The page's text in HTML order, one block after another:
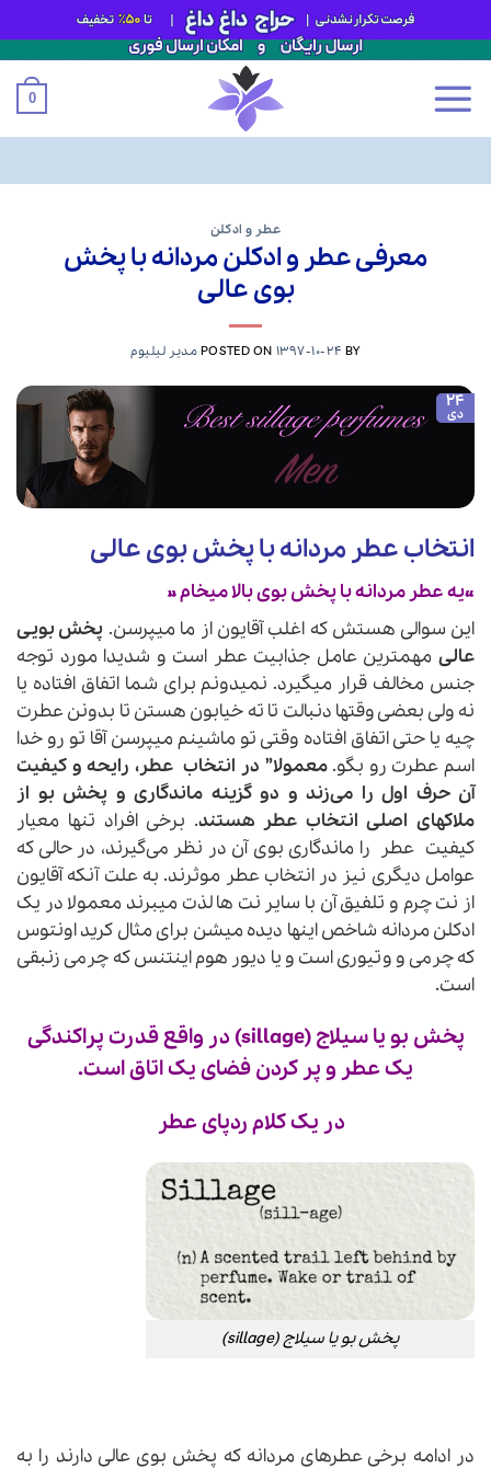
0
عطر و ادکلن
معرفی عطر و ادکلن مردانه با پخش
بوی عالی
POSTED ON 1397-10-24 BY مدیر لیلیوم
24
دی
انتخابعطر مردانهبا پخش بوی عالی
«یهعطر مردانه با پخش بوی بالامیخام »
این سوالی هستش که اغلب آقایون از ما میپرسن. پخش بویی
عالی مهمترین عامل جذابیت عطر است و شدیدا مورد توجه
جنس مخالف قرار میگیرد. نمیدونم برای شما اتفاق افتاده یا
نه ولی بعضی وقتها دنبالت تا ته خیابون هستن تا بدونن عطرت
چیه یا حتی اتفاق افتاده وقتی تو ماشینم میپرسن آقا تو رو خدا
اسم عطرت رو بگو.معمولا” در انتخاب عطر، رایحه و کیفیت
آن حرف اول را می‌زند و دو گزینه ماندگاری و پخش بو از
ملاکهای اصلی انتخاب عطر هستند. برخی افراد تنها معیار
کیفیت عطر را ماندگاری بوی آن در نظر می‌گیرند، در حالی که
عوامل دیگری نیز در انتخاب عطر موثرند. به علت آنکه آقایون
از نت چرم و تلفیق آن با سایر نت ها لذت میبرند معمولا در یک
ادکلن مردانه شاخص اینها دیده میشن برای مثال کرید اونتوس
که چرمی و وتیوری است و یا دیور هوم اینتنس که چرمی زنبقی
است.
پخش بو یا سیلاج (sillage) در واقع قدرت پراکندگی
یک عطر و پر کردن فضای یک اتاق است.
در یک کلام ردپای عطر
پخش بو یا سیلاج (sillage)
در ادامه برخی عطرهای مردانه که پخش بوی عالی دارند را به